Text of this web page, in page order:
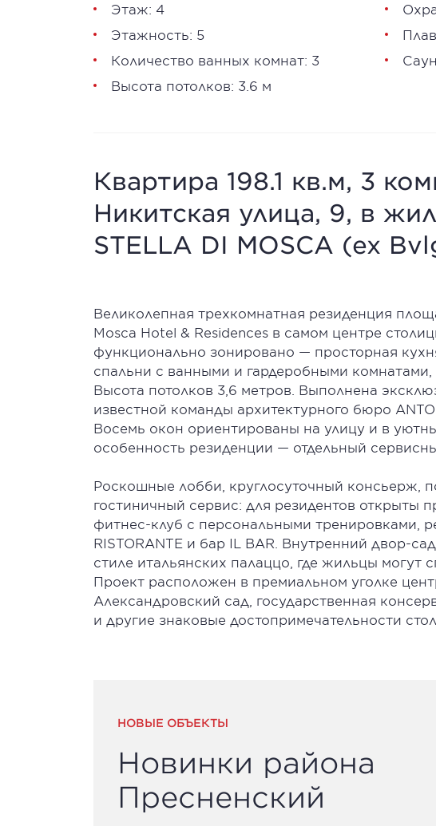
Этаж: 4
Этажность: 5
Количество ванных комнат: 3
Высота потолков: 3.6 м
Квартира 198.1 кв.м, 3
Никитская улица, 9, в
STELLA DI MOSCA (ex
Великолепная трехкомнатная резиденция
Mosca Hotel & Residences в самом центре
функционально зонировано — просторная
спальни с ванными и гардеробными комнатами,
Высота потолков 3,6 метров. Выполнена
известной команды архитектурного бюро
Восемь окон ориентированы на улицу и в
особенность резиденции — отдельный
Роскошные лобби, круглосуточный консьерж,
гостиничный сервис: для резидентов открыты
фитнес-клуб с персональными тренировками,
RISTORANTE и бар IL BAR. Внутренний двор-
стиле итальянских палаццо, где жильцы могут
Проект расположен в премиальном уголке
Александровский сад, государственная
и другие знаковые достопримечательности
НОВЫЕ ОБЪЕКТЫ
Новинки района
Пресненский